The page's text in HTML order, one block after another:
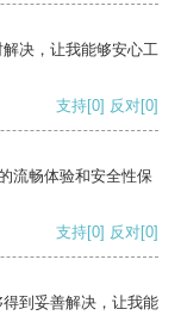
决，让我能够安心工
支持[0] 反对[0]
流畅体验和安全性保
支持[0] 反对[0]
到妥善解决，让我能